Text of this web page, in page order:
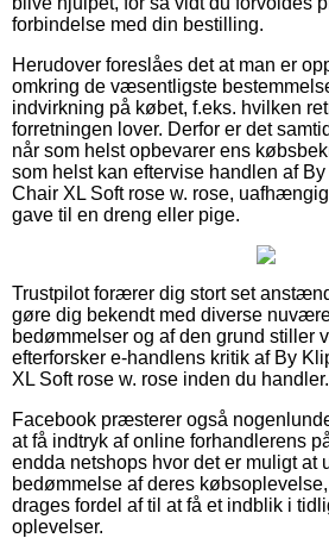
forbindelse med din bestilling.
Herudover foreslåes det at man er
omkring de væsentligste
indvirkning på købet, f.eks. hvilken
forretningen lover. Derfor er det
når som helst opbevarer ens
som helst kan eftervise handlen af
Chair XL Soft rose w. rose,
gave til en dreng eller pige.
Trustpilot forærer dig stort set
gøre dig bekendt med diverse
bedømmelser og af den grund stiller
efterforsker e-handlens kritik af By
XL Soft rose w. rose inden du handler.
Facebook præsterer også
at få indtryk af online forhandlerens
endda netshops hvor det er muligt at
bedømmelse af deres
drages fordel af til at få et indblik i
oplevelser.